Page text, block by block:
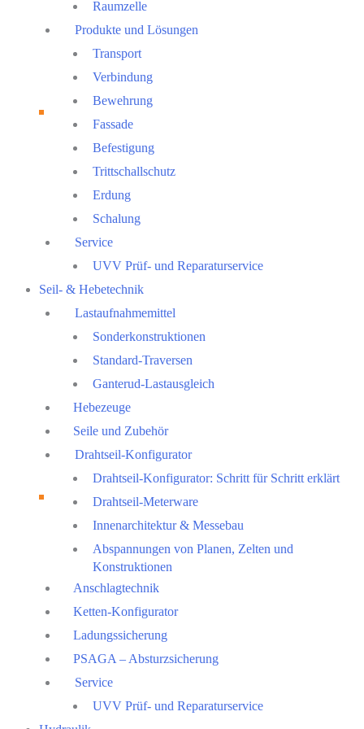
Raumzelle
Produkte und Lösungen
Transport
Verbindung
Bewehrung
Fassade
Befestigung
Trittschallschutz
Erdung
Schalung
Service
UVV Prüf- und Reparaturservice
Seil- & Hebetechnik
Lastaufnahmemittel
Sonderkonstruktionen
Standard-Traversen
Ganterud-Lastausgleich
Hebezeuge
Seile und Zubehör
Drahtseil-Konfigurator
Drahtseil-Konfigurator: Schritt für Schritt erklärt
Drahtseil-Meterware
Innenarchitektur & Messebau
Abspannungen von Planen, Zelten und
Konstruktionen
Anschlagtechnik
Ketten-Konfigurator
Ladungssicherung
PSAGA – Absturzsicherung
Service
UVV Prüf- und Reparaturservice